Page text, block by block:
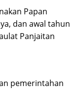
Papan
dan awal tahun
Panjaitan
pemerintahan